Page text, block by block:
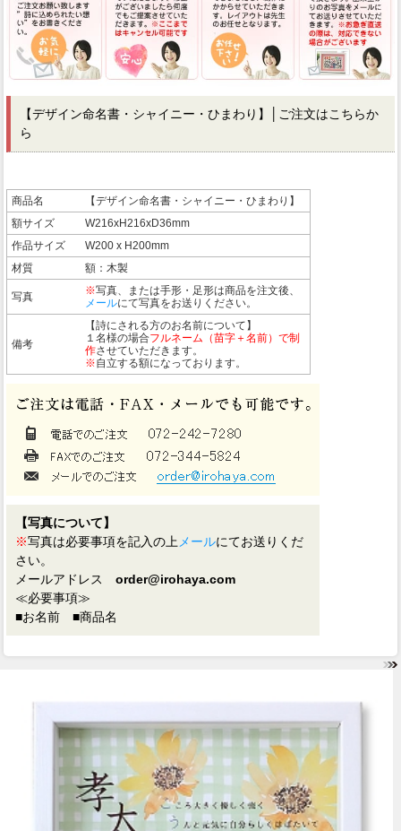
【デザイン命名書・シャイニー・ひまわり】
│ご注文はこちらか
ら
商品名
【デザイン命名書・シャイニー・ひまわり】
額サイズ
W216xH216xD36mm
作品サイズ
W200 x H200mm
材質
額：木製
写真 ※写真、または手形・足形は商品を注文後、
メールにて写真をお送りください。
備考
【詩にされる方のお名前について】
１名様の場合フルネーム（苗字＋名前）で制
作させていただきます。
※自立する額になっております。
【写真について】
※写真は必要事項を記入の上 メールにてお送りくだ
さい。
メールアドレス order@irohaya.com
≪必要事項≫
■お名前 ■商品名